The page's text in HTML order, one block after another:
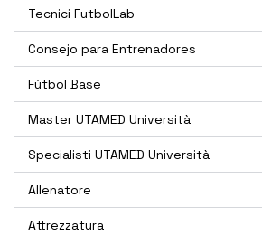
Tecnici FutbolLab
Consejo para Entrenadores
Fútbol Base
Master UTAMED Università
Specialisti UTAMED Università
Allenatore
Attrezzatura